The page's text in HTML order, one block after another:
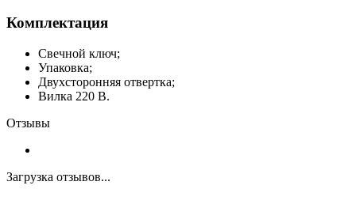
Комплектация
Свечной ключ;
Упаковка;
Двухсторонняя отвертка;
Вилка 220 В.
Отзывы
Загрузка отзывов...